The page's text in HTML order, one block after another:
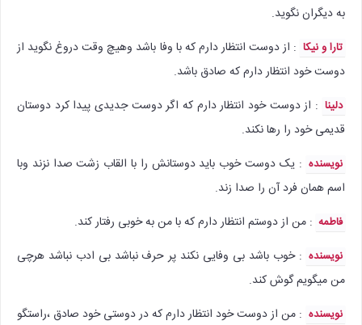
به دیگران نگوید.
تارا و نیکا : از دوست انتظار دارم که با وفا باشد وهیچ وقت دروغ نگوید از
دوست خود انتظار دارم که صادق باشد.
دلینا : از دوست خود انتظار دارم که اگر دوست جدیدی پیدا کرد دوستان
قدیمی خود را رها نکند.
نویسنده : یک دوست خوب باید دوستانش را با القاب زشت صدا نزند وبا
اسم همان فرد آن را صدا زند.
فاطمه : من از دوستم انتظار دارم که با من به خوبى رفتار کند.
نویسنده : خوب باشد بی وفایی نکند پر حرف نباشد بی ادب نباشد هرچی
من میگویم گوش کند.
نویسنده : من از دوست خود انتظار دارم که در دوستی خود صادق ،راستگو